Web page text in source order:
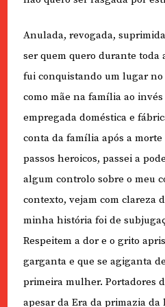
Anulada, revogada,
ser quem quero durante toda
fui conquistando um lugar
como mãe na família ao
empregada doméstica e
conta da família após a morte
passos heroicos, passei a
algum controlo sobre o meu
contexto, vejam com clareza
minha história foi de
Respeitem a dor e o grito
garganta e que se agiganta
primeira mulher. Portadores
apesar da Era da primazia